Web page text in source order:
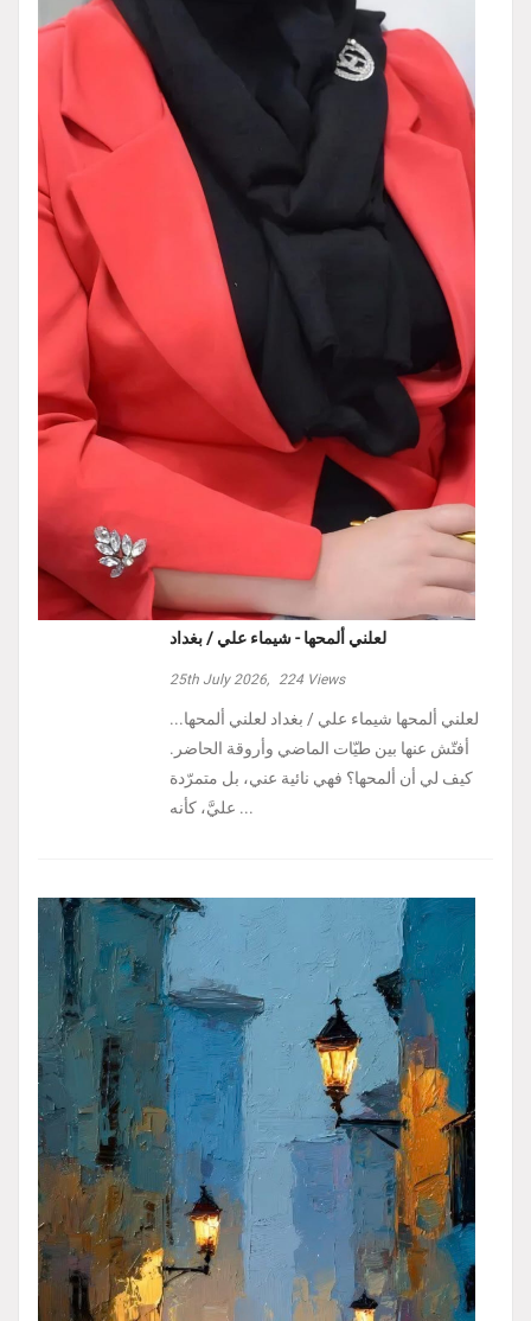
لعلني ألمحها - شيماء علي / بغداد
25th July 2026, 224Views
لعلني ألمحها شيماء علي / بغداد لعلني ألمحها...
أفتّش عنها بين طيّات الماضي وأروقة الحاضر.
كيف لي أن ألمحها؟ فهي نائية عني، بل متمرّدة
عليَّ، كأنه ...